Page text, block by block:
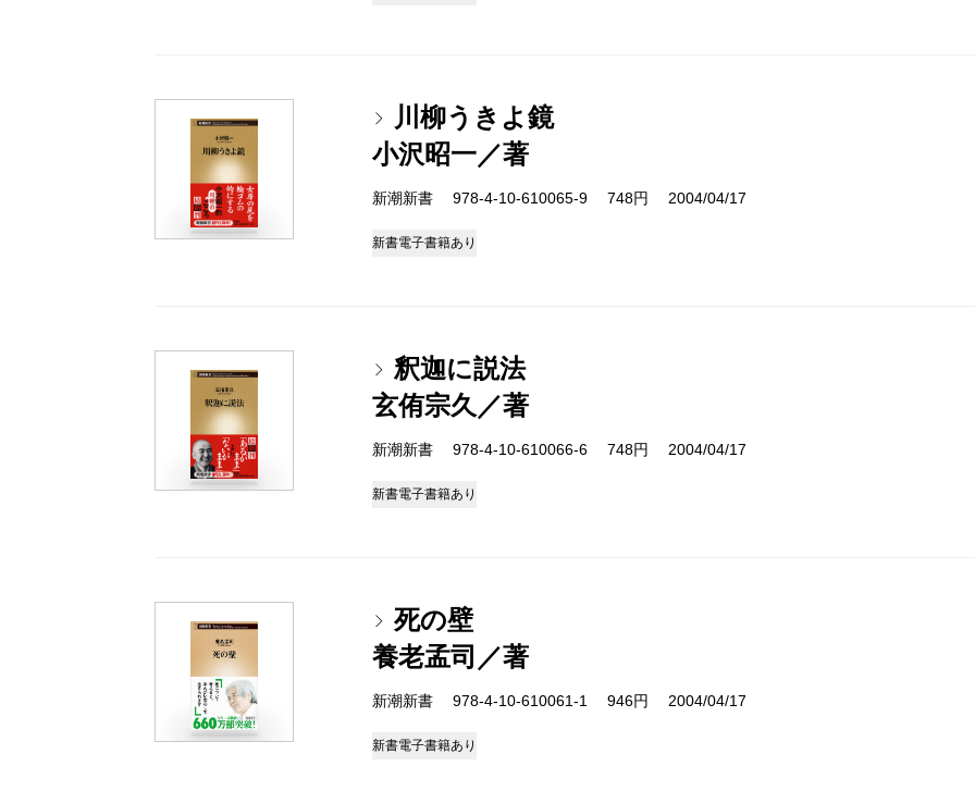
川柳うきよ鏡
小沢昭一／著
新潮新書 978-4-10-610065-9 748円 2004/04/17
新書電子書籍あり
釈迦に説法
玄侑宗久／著
新潮新書 978-4-10-610066-6 748円 2004/04/17
新書電子書籍あり
死の壁
養老孟司／著
新潮新書 978-4-10-610061-1 946円 2004/04/17
新書電子書籍あり